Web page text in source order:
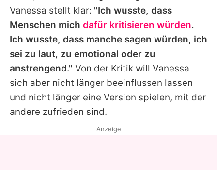
Vanessa stellt klar: "Ich wusste, dass
Menschen mich dafür kritisieren würden.
Ich wusste, dass manche sagen würden, ich
sei zu laut, zu emotional oder zu
anstrengend." Von der Kritik will Vanessa
sich aber nicht länger beeinflussen lassen
und nicht länger eine Version spielen, mit der
andere zufrieden sind.
Anzeige